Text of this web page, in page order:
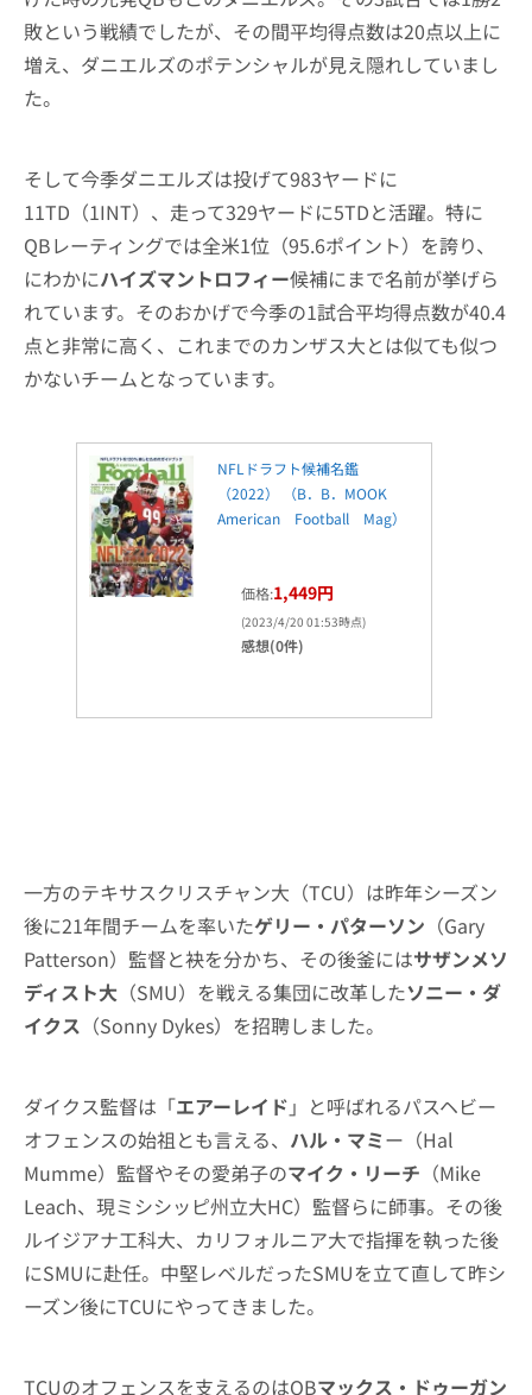
敗という戦績でしたが、その間平均得点数は20点以上に
増え、ダニエルズのポテンシャルが見え隠れしていまし
た。
そして今季ダニエルズは投げて983ヤードに
11TD（1INT）、走って329ヤードに5TDと活躍。特に
QBレーティングでは全米1位（95.6ポイント）を誇り、
にわかにハイズマントロフィー候補にまで名前が挙げら
れています。そのおかげで今季の1試合平均得点数が40.4
点と非常に高く、これまでのカンザス大とは似ても似つ
かないチームとなっています。
NFLドラフト候補名鑑
（2022） （B．B．MOOK
American Football Mag）
価格:1,449円
(2023/4/20 01:53時点)
感想(0件)
一方のテキサスクリスチャン大（TCU）は昨年シーズン
後に21年間チームを率いたゲリー・パターソン （Gary
Patterson）監督と袂を分かち、その後釜にはサザンメソ
ディスト大 （SMU）を戦える集団に改革したソニー・ダ
イクス （Sonny Dykes）を招聘しました。
ダイクス監督は「エアーレイド 」と呼ばれるパスヘビー
オフェンスの始祖とも言える、 ハル・マミー（Hal
Mumme）監督やその愛弟子のマイク・リーチ （Mike
Leach、現ミシシッピ州立大HC）監督らに師事。その後
ルイジアナ工科大、カリフォルニア大で指揮を執った後
にSMUに赴任。中堅レベルだったSMUを立て直して昨シ
ーズン後にTCUにやってきました。
TCUのオフェンスを支えるのはQBマックス・ドゥーガン